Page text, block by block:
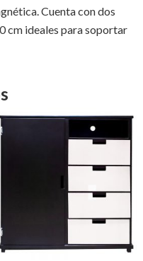
Cuenta con dos
cm ideales para soportar